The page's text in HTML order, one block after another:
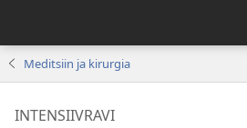
Meditsiin ja kirurgia
INTENSIIVRAVI